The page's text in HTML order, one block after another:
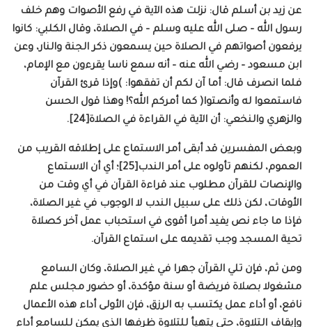
عن زيد بن أسلم قال: نزلت هذه الآية في رفع الأصوات وهم خلف
رسول الله – صلى الله عليه وسلم – في الصلاة، وقال الكلبي: كانوا
يرفعون أصواتهم في الصلاة حين يسمعون ذكر الجنة والنار، وعن
ابن مسعود – رضي الله عنه – أنه سمع ناسا يقرءون مع الإمام،
فلما انصرف قال: أما آن لكم أن تفقهوا: )وإذا قرئ القرآن
فاستمعوا له وأنصتوا( كما أمركم الله؟! وهذا قول الحسن
والزهري والنخعي: أن الآية في القراءة في الصلاة[24].
وبعض المفسرين قد أبقى أمر الاستماع على إطلاقه القريب من
العموم، لكنهم تأولوه على أمر الندب[25]؛ أي أن الاستماع
والإنصات للقرآن مطلوب عند قراءة القرآن في أي وقت من
الأوقات، لكن ذلك على سبيل الندب لا الوجوب في غير الصلاة،
فإذا ما جاء نص يفيد أمرا أقوى في استحباب عمل آخر كصلاة
تحية المسجد وجب تقديمه على استماع القرآن.
ومن ثم، فإن تلي القرآن جهرا في غير الصلاة، وكان السامع
مشغولا بصلاة فريضة أو سنة مؤكدة، أو حضور مجلس علم
نافع، أو أداء عمل يكتسب به الرزق، فإن الأولى أداء هذه الأعمال
وإيقاف التلاوة، حتى يتهيأ للتلاوة ظرفها الذي يمكن للسامع أداء